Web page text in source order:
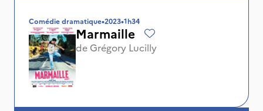
Comédie dramatique•2023•1h34
Marmaille
de Grégory Lucilly